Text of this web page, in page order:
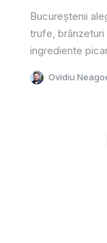
Bucureștenii
trufe, brânzeturi
ingrediente
Ovidiu